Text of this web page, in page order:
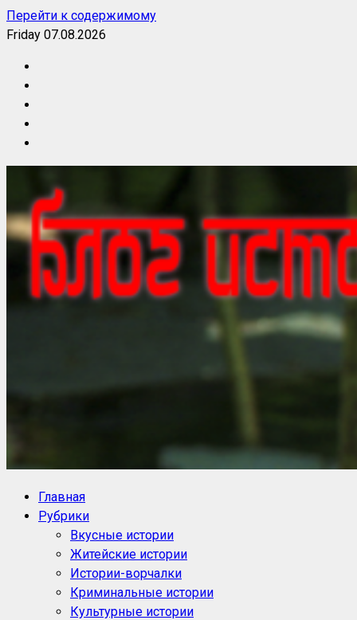
Перейти к содержимому
Friday 07.08.2026
Блог историй NoorySan
Главная
Рубрики
Вкусные истории
Житейские истории
Истории-ворчалки
Криминальные истории
Культурные истории